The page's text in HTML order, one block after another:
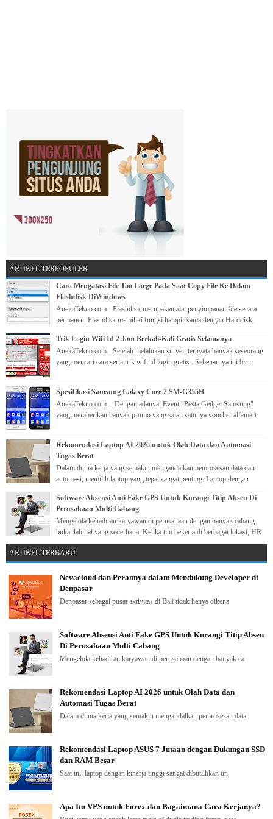
ARTIKEL TERPOPULER
Cara Mengatasi File Too Large Pada Saat Copy File Ke Dalam
Flashdisk DiWindows
AnekaTekno.com - Flashdisk merupakan alat penyimpanan file secara
permanen. Flashdisk memiliki fungsi hampir sama dengan Harddisk,
Trik Login Wifi Id 2 Jam Berkali-Kali Gratis Selamanya
AnekaTekno.com - Setelah melalukan survei, ternyata banyak seseorang
yang mencari cara serta trik wifi id login gratis . Sebenarnya ini bu...
Spesifikasi Samsung Galaxy Core 2 SM-G355H
AnekaTekno.com - Dengan adanya Event "Pesta Gedget Samsung"
yang memberikan banyak promo yang salah satunya voucher alfamart
Rekomendasi Laptop AI 2026 untuk Olah Data dan Automasi
Tugas Berat
Dalam dunia kerja yang semakin mengandalkan pemrosesan data dan
automasi, memilih laptop yang tepat sangat penting. Laptop dengan
Software Absensi Anti Fake GPS Untuk Kurangi Titip Absen Di
Perusahaan Multi Cabang
Mengelola kehadiran karyawan di perusahaan dengan banyak cabang
bukanlah hal yang sederhana. Ketika tim bekerja di berbagai lokasi, HR
perlu...
ARTIKEL TERBARU
Nevacloud dan Perannya dalam Mendukung Developer di
Denpasar
Denpasar sebagai pusat aktivitas di Bali tidak hanya dikena
Software Absensi Anti Fake GPS Untuk Kurangi Titip Absen
Di Perusahaan Multi Cabang
Mengelola kehadiran karyawan di perusahaan dengan banyak ca
Rekomendasi Laptop AI 2026 untuk Olah Data dan
Automasi Tugas Berat
Dalam dunia kerja yang semakin mengandalkan pemrosesan data
Rekomendasi Laptop ASUS 7 Jutaan dengan Dukungan SSD
dan RAM Besar
Saat ini, laptop dengan kinerja tinggi sangat dibutuhkan un
Apa Itu VPS untuk Forex dan Bagaimana Cara Kerjanya?